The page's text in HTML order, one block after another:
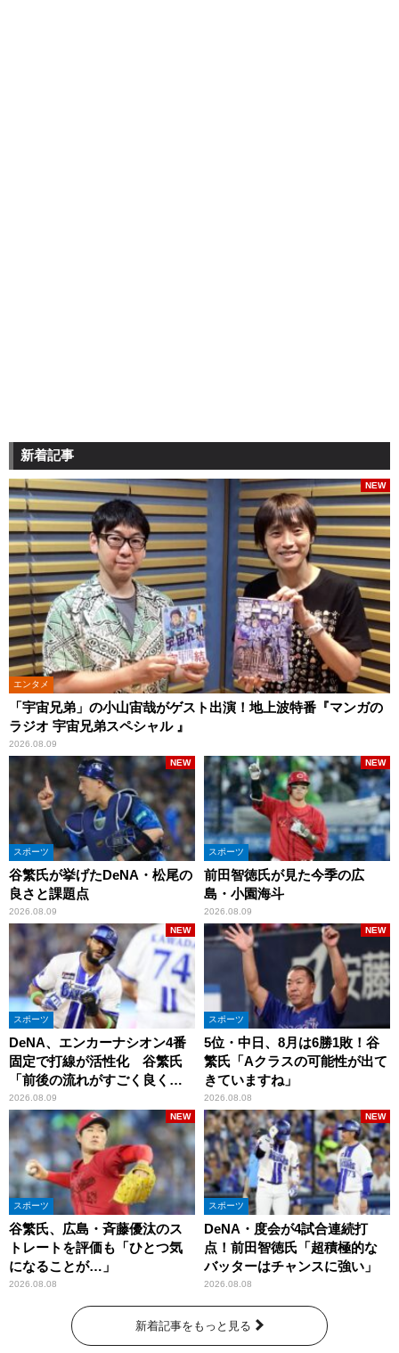
新着記事
エンタメ
「宇宙兄弟」の小山宙哉がゲスト出演！地上波特番『マンガの
ラジオ 宇宙兄弟スペシャル 』
2026.08.09
NEW
スポーツ
谷繁氏が挙げたDeNA・松尾の
良さと課題点
2026.08.09
NEW
スポーツ
前田智徳氏が見た今季の広
島・小園海斗
2026.08.09
NEW
スポーツ
DeNA、エンカーナシオン4番
固定で打線が活性化 谷繁氏
「前後の流れがすごく良くな
りましたね」
2026.08.09
NEW
スポーツ
5位・中日、8月は6勝1敗！谷
繁氏「Aクラスの可能性が出て
きていますね」
2026.08.08
NEW
スポーツ
谷繁氏、広島・斉藤優汰のス
トレートを評価も「ひとつ気
になることが…」
2026.08.08
NEW
スポーツ
DeNA・度会が4試合連続打
点！前田智徳氏「超積極的な
バッターはチャンスに強い」
2026.08.08
NEW
新着記事をもっと見る